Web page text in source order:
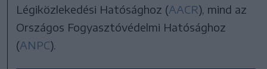
Légiközlekedési Hatósághoz (AACR), mind az
Országos Fogyasztóvédelmi Hatósághoz
(ANPC).